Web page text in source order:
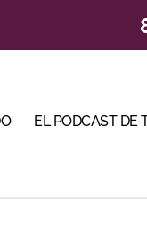
por el
EL PODCAST DE